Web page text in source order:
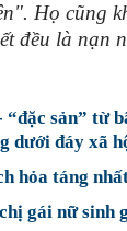
Họ cũng
đều là nạn
“đặc sản” từ
dưới đáy xã
hỏa táng
gái nữ sinh